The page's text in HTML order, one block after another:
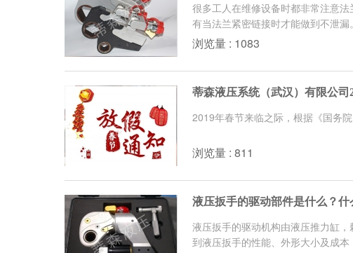
很多工人在维修设备时都非常注意
有当法兰紧密链接时才能做到不泄漏。
浏览量 : 1083
蒂森液压系统（武汉）有限公司
2019年春节来临之际，根据《国务
浏览量 : 811
液压扳手的驱动部件是什么？
液压扳手的驱动机构由液压推力缸
到液压扳手的性能、外形大小及成